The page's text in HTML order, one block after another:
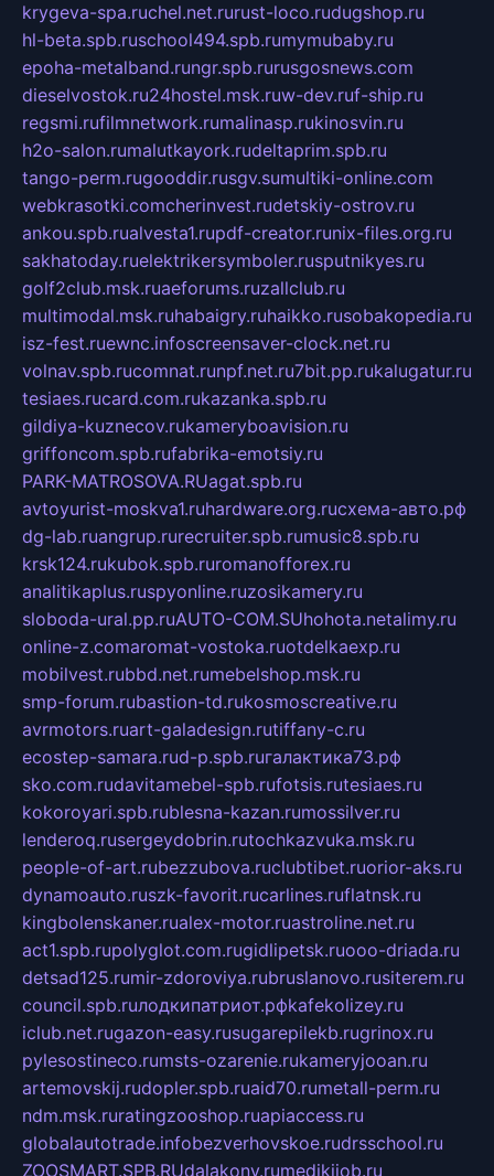
krygeva-spa.ruchel.net.rurust-loco.rudugshop.ru
hl-beta.spb.ruschool494.spb.rumymubaby.ru
epoha-metalband.rungr.spb.rurusgosnews.com
dieselvostok.ru24hostel.msk.ruw-dev.ruf-ship.ru
regsmi.rufilmnetwork.rumalinasp.rukinosvin.ru
h2o-salon.rumalutkayork.rudeltaprim.spb.ru
tango-perm.rugooddir.rusgv.sumultiki-online.com
webkrasotki.comcherinvest.rudetskiy-ostrov.ru
ankou.spb.rualvesta1.rupdf-creator.runix-files.org.ru
sakhatoday.ruelektrikersymboler.rusputnikyes.ru
golf2club.msk.ruaeforums.ruzallclub.ru
multimodal.msk.ruhabaigry.ruhaikko.rusobakopedia.ru
isz-fest.ruewnc.infoscreensaver-clock.net.ru
volnav.spb.rucomnat.runpf.net.ru7bit.pp.rukalugatur.ru
tesiaes.rucard.com.rukazanka.spb.ru
gildiya-kuznecov.rukameryboavision.ru
griffoncom.spb.rufabrika-emotsiy.ru
PARK-MATROSOVA.RUagat.spb.ru
avtoyurist-moskva1.ruhardware.org.ruсхема-авто.рф
dg-lab.ruangrup.rurecruiter.spb.rumusic8.spb.ru
krsk124.rukubok.spb.ruromanofforex.ru
analitikaplus.ruspyonline.ruzosikamery.ru
sloboda-ural.pp.ruAUTO-COM.SUhohota.netalimy.ru
online-z.comaromat-vostoka.ruotdelkaexp.ru
mobilvest.rubbd.net.rumebelshop.msk.ru
smp-forum.rubastion-td.rukosmoscreative.ru
avrmotors.ruart-galadesign.rutiffany-c.ru
ecostep-samara.rud-p.spb.ruгалактика73.рф
sko.com.rudavitamebel-spb.rufotsis.rutesiaes.ru
kokoroyari.spb.rublesna-kazan.rumossilver.ru
lenderoq.rusergeydobrin.rutochkazvuka.msk.ru
people-of-art.rubezzubova.ruclubtibet.ruorior-aks.ru
dynamoauto.ruszk-favorit.rucarlines.ruflatnsk.ru
kingbolenskaner.rualex-motor.ruastroline.net.ru
act1.spb.rupolyglot.com.rugidlipetsk.ruooo-driada.ru
detsad125.rumir-zdoroviya.rubruslanovo.rusiterem.ru
council.spb.ruлодкипатриот.рфkafekolizey.ru
iclub.net.rugazon-easy.rusugarepilekb.rugrinox.ru
pylesostineco.rumsts-ozarenie.rukameryjooan.ru
artemovskij.rudopler.spb.ruaid70.rumetall-perm.ru
ndm.msk.ruratingzooshop.ruapiaccess.ru
globalautotrade.infobezverhovskoe.rudrsschool.ru
ZOOSMART.SPB.RUdalakony.rumedikijob.ru